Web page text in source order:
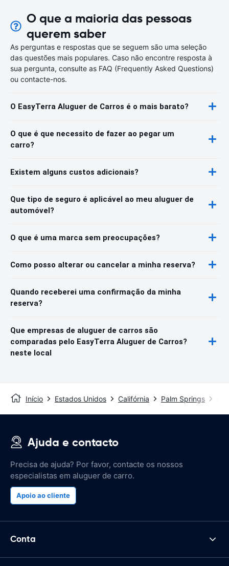
O que a maioria das pessoas
querem saber
As perguntas e respostas que se seguem são uma seleção
das questões mais populares. Caso não encontre resposta à
sua pergunta, consulte as FAQ (Frequently Asked Questions)
ou contacte-nos.
O EasyTerra Aluguer de Carros é o mais barato?
O que é que necessito de fazer ao pegar um
carro?
Existem alguns custos adicionais?
Que tipo de seguro é aplicável ao meu aluguer de
automóvel?
O que é uma marca sem preocupações?
Como posso alterar ou cancelar a minha reserva?
Quando receberei uma confirmação da minha
reserva?
Que empresas de aluguer de carros são
comparadas pelo EasyTerra Aluguer de Carros?
neste local
Início Estados Unidos Califórnia Palm Springs
Ajuda e contacto
Precisa de ajuda? Por favor, contacte os nossos
especialistas em aluguer de carro.
Apoio ao cliente
Conta